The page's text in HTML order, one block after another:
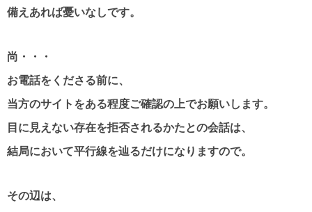
備えあれば憂いなしです。
尚・・・
お電話をくださる前に、
当方のサイトをある程度ご確認の上でお願いします。
目に見えない存在を拒否されるかたとの会話は、
結局において平行線を辿るだけになりますので。
その辺は、